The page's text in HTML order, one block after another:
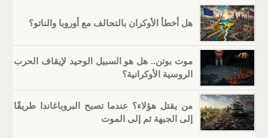
هل أخطأ الأوكران بالتحالف مع أوروبا والناتو؟
موت بوتن.. هل هو السبيل الوحيد لإيقاف الحرب
الروسية الأوكرانية؟
من يقتل هؤلاء؟ عندما تصبح البروباغاندا طريقًا
إلى الجبهة ثم إلى الموت